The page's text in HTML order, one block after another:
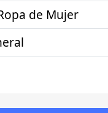
de Mujer